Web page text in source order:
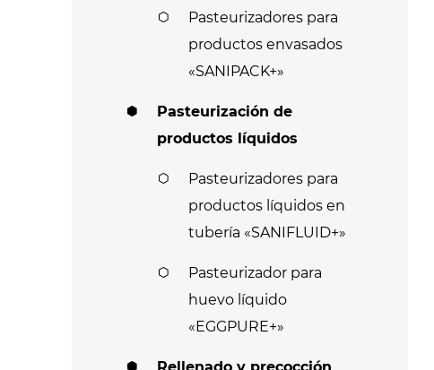
Pasteurizadores para
productos envasados
«SANIPACK+»
Pasteurización de
productos líquidos
Pasteurizadores para
productos líquidos en
tubería «SANIFLUID+»
Pasteurizador para
huevo líquido
«EGGPURE+»